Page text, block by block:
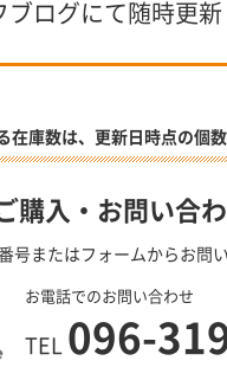
ブログにて随時更
在庫数は、更新日時点の個
購入・お問い合
号またはフォームからお問
お電話でのお問い合わせ
TEL 096-